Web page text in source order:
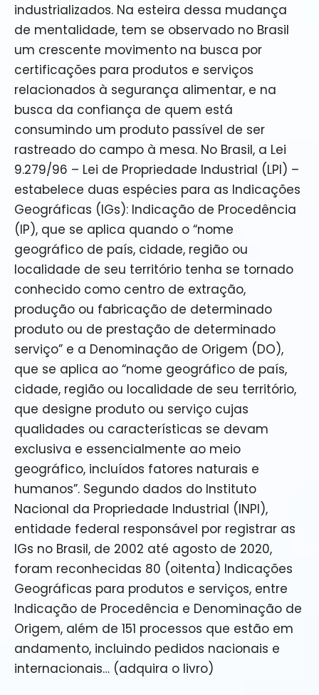
industrializados. Na esteira dessa mudança
de mentalidade, tem se observado no Brasil
um crescente movimento na busca por
certificações para produtos e serviços
relacionados à segurança alimentar, e na
busca da confiança de quem está
consumindo um produto passível de ser
rastreado do campo à mesa. No Brasil, a Lei
9.279/96 – Lei de Propriedade Industrial (LPI) –
estabelece duas espécies para as Indicações
Geográficas (IGs): Indicação de Procedência
(IP), que se aplica quando o “nome
geográfico de país, cidade, região ou
localidade de seu território tenha se tornado
conhecido como centro de extração,
produção ou fabricação de determinado
produto ou de prestação de determinado
serviço” e a Denominação de Origem (DO),
que se aplica ao “nome geográfico de país,
cidade, região ou localidade de seu território,
que designe produto ou serviço cujas
qualidades ou características se devam
exclusiva e essencialmente ao meio
geográfico, incluídos fatores naturais e
humanos”. Segundo dados do Instituto
Nacional da Propriedade Industrial (INPI),
entidade federal responsável por registrar as
IGs no Brasil, de 2002 até agosto de 2020,
foram reconhecidas 80 (oitenta) Indicações
Geográficas para produtos e serviços, entre
Indicação de Procedência e Denominação de
Origem, além de 151 processos que estão em
andamento, incluindo pedidos nacionais e
internacionais… (adquira o livro)